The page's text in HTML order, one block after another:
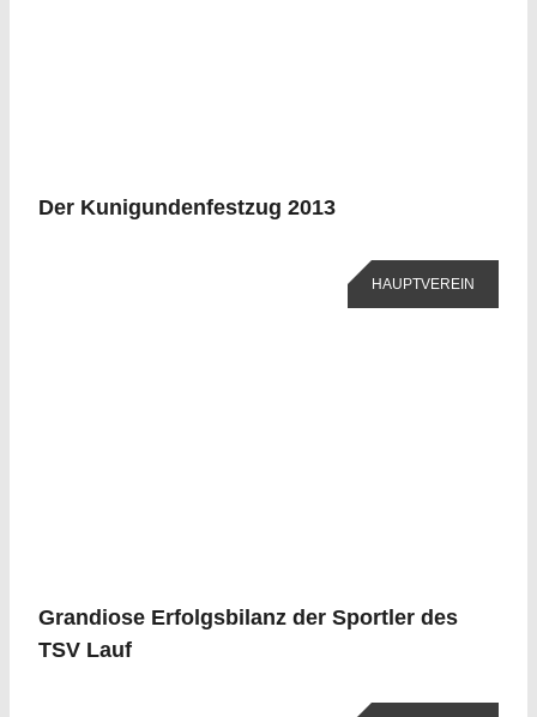
Der Kunigundenfestzug 2013
HAUPTVEREIN
Grandiose Erfolgsbilanz der Sportler des
TSV Lauf